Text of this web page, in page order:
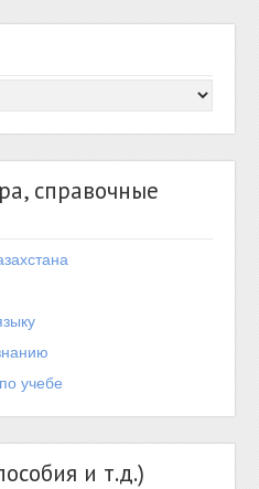
справочные
учебе
и т.д.)